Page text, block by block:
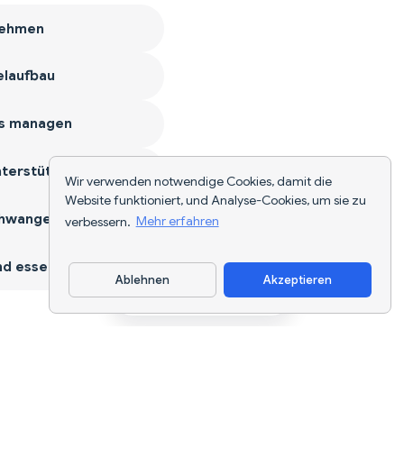
Wir verwenden notwendige Cookies, damit die
Website funktioniert, und Analyse-Cookies, um sie zu
verbessern. Mehr erfahren
Ablehnen Akzeptieren
App herunterladen
managen
essen